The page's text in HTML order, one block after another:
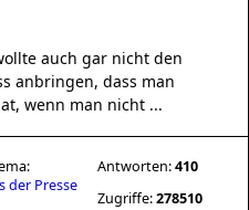
auch gar nicht den
anbringen, dass man
wenn man nicht ...
der Presse
Antworten:410
Zugriffe:278510